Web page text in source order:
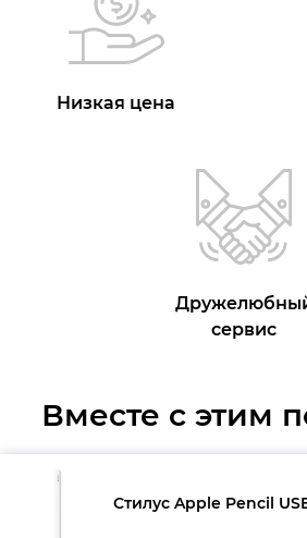
Низкая цена
сервис
Вместе с этим
Стилус Apple Pencil